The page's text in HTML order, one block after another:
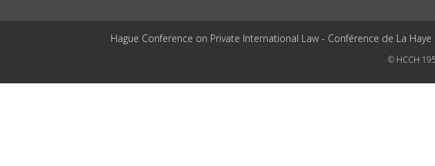
Hague Conference on Private International Law - Conférence de La
© HCCH